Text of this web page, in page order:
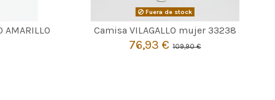
AMARILLO
Fuera de stock
Camisa VILAGALLO mujer 33238
76,93 €109,90 €
 Agotado